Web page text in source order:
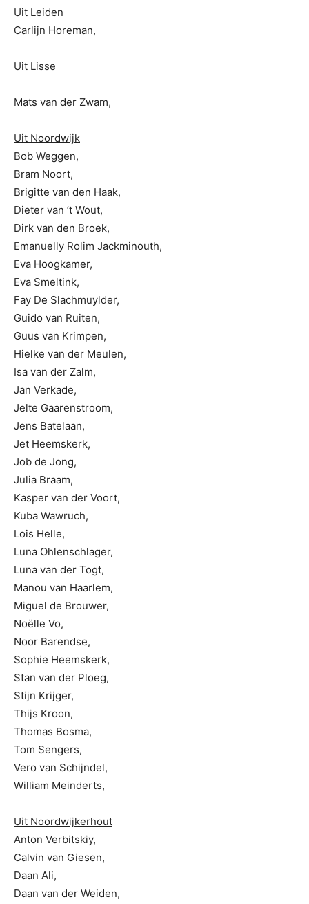
Uit Leiden
Carlijn Horeman,
Uit Lisse
Mats van der Zwam,
Uit Noordwijk
Bob Weggen,
Bram Noort,
Brigitte van den Haak,
Dieter van ’t Wout,
Dirk van den Broek,
Emanuelly Rolim Jackminouth,
Eva Hoogkamer,
Eva Smeltink,
Fay De Slachmuylder,
Guido van Ruiten,
Guus van Krimpen,
Hielke van der Meulen,
Isa van der Zalm,
Jan Verkade,
Jelte Gaarenstroom,
Jens Batelaan,
Jet Heemskerk,
Job de Jong,
Julia Braam,
Kasper van der Voort,
Kuba Wawruch,
Lois Helle,
Luna Ohlenschlager,
Luna van der Togt,
Manou van Haarlem,
Miguel de Brouwer,
Noëlle Vo,
Noor Barendse,
Sophie Heemskerk,
Stan van der Ploeg,
Stijn Krijger,
Thijs Kroon,
Thomas Bosma,
Tom Sengers,
Vero van Schijndel,
William Meinderts,
Uit Noordwijkerhout
Anton Verbitskiy,
Calvin van Giesen,
Daan Ali,
Daan van der Weiden,